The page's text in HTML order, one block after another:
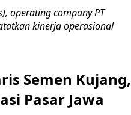
operating company PT
kinerja operasional
Semen Kujang,
Pasar Jawa